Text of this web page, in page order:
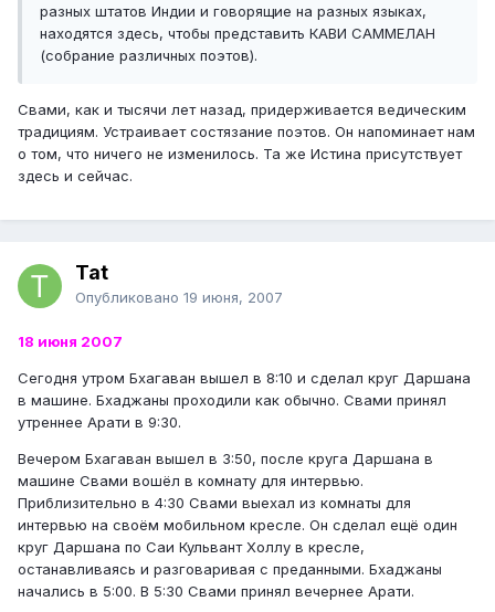
разных штатов Индии и говорящие на разных языках,
находятся здесь, чтобы представить КАВИ САММЕЛАН
(собрание различных поэтов).
Свами, как и тысячи лет назад, придерживается ведическим
традициям. Устраивает состязание поэтов. Он напоминает нам
о том, что ничего не изменилось. Та же Истина присутствует
здесь и сейчас.
Tat
Опубликовано 19 июня, 2007
18 июня 2007
Сегодня утром Бхагаван вышел в 8:10 и сделал круг Даршана
в машине. Бхаджаны проходили как обычно. Свами принял
утреннее Арати в 9:30.
Вечером Бхагаван вышел в 3:50, после круга Даршана в
машине Свами вошёл в комнату для интервью.
Приблизительно в 4:30 Свами выехал из комнаты для
интервью на своём мобильном кресле. Он сделал ещё один
круг Даршана по Саи Кульвант Холлу в кресле,
останавливаясь и разговаривая с преданными. Бхаджаны
начались в 5:00. В 5:30 Свами принял вечернее Арати.